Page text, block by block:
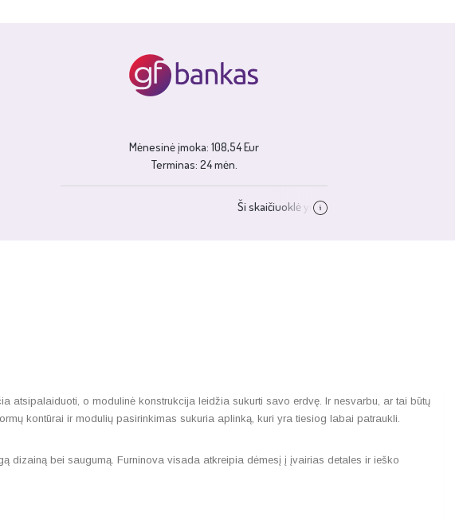
atsipalaiduoti, o modulinė konstrukcija leidžia sukurti savo erdvę. Ir nesvarbu, ar tai būtų
kontūrai ir modulių pasirinkimas sukuria aplinką, kuri yra tiesiog labai patraukli.
dizainą bei saugumą. Furninova visada atkreipia dėmesį į įvairias detales ir ieško